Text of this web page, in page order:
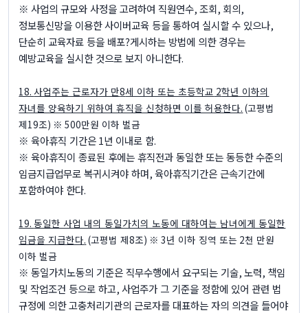
※사업의 규모와 사정을 고려하여 직원연수,조회, 회의,
정보통신망을 이용한 사이버교육 등을 통하여 실시할 수 있으나,
단순히 교육자료 등을 배포?게시하는 방법에 의한 경우는
예방교육을 실시한 것으로 보지 아니한다.
18.사업주는 근로자가 만8세 이하 또는 초등학교 2학년 이하의
자녀를 양육하기 위하여 휴직을 신청하면 이를 허용한다. (고평법
제19조) ※ 500만원 이하 벌금
※육아휴직 기간은1년 이내로 함.
※육아휴직이 종료된 후에는 휴직전과 동일한 또는 동등한 수준의
임금지급업무로 복귀시켜야 하며,육아휴직기간은 근속기간에
포함하여야 한다.
19.동일한 사업 내의 동일가치의 노동에 대하여는 남녀에게 동일한
임금을 지급한다. (고평법 제8조) ※ 3년 이하 징역 또는 2천 만원
이하 벌금
※동일가치노동의 기준은 직무수행에서 요구되는 기술,노력, 책임
및 작업조건 등으로 하고,사업주가 그 기준을 정함에 있어 관련 법
규정에 의한 고충처리기관의 근로자를 대표하는 자의 의견을 들어야